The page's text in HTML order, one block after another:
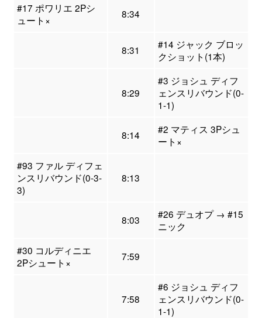
#17 ポワリエ 2Pシ
ュート×
8:34
8:31
#14 ジャック ブロッ
クショット(1本)
8:29
#3 ジョシュ ディフ
ェンスリバウンド(0-
1-1)
8:14
#2 マティス 3Pシュ
ート×
#93 ファル ディフェ
ンスリバウンド(0-3-
3)
8:13
8:03
#26 デュオプ → #15
ニック
#30 コルディニエ
2Pシュート×
7:59
7:58
#6 ジョシュ ディフ
ェンスリバウンド(0-
1-1)